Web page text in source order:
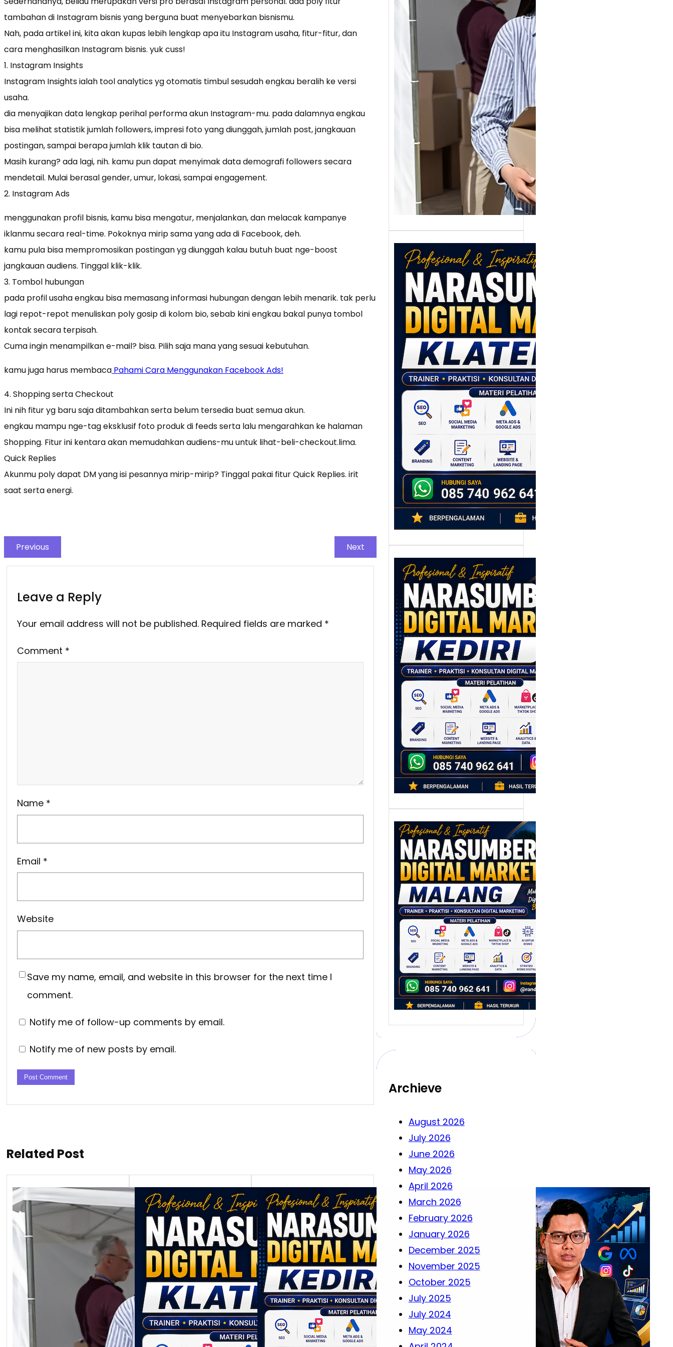
tambahan di Instagram bisnis yang berguna buat menyebarkan bisnismu.
Nah, pada artikel ini, kita akan kupas lebih lengkap apa itu Instagram usaha, fitur-fitur, dan
cara menghasilkan Instagram bisnis. yuk cuss!
1. Instagram Insights
Instagram Insights ialah tool analytics yg otomatis timbul sesudah engkau beralih ke versi
usaha.
dia menyajikan data lengkap perihal performa akun Instagram-mu. pada dalamnya engkau
bisa melihat statistik jumlah followers, impresi foto yang diunggah, jumlah post, jangkauan
postingan, sampai berapa jumlah klik tautan di bio.
Masih kurang? ada lagi, nih. kamu pun dapat menyimak data demografi followers secara
mendetail. Mulai berasal gender, umur, lokasi, sampai engagement.
2. Instagram Ads
menggunakan profil bisnis, kamu bisa mengatur, menjalankan, dan melacak kampanye
iklanmu secara real-time. Pokoknya mirip sama yang ada di Facebook, deh.
kamu pula bisa mempromosikan postingan yg diunggah kalau butuh buat nge-boost
jangkauan audiens. Tinggal klik-klik.
3. Tombol hubungan
pada profil usaha engkau bisa memasang informasi hubungan dengan lebih menarik. tak perlu
lagi repot-repot menuliskan poly gosip di kolom bio, sebab kini engkau bakal punya tombol
kontak secara terpisah.
Cuma ingin menampilkan e-mail? bisa. Pilih saja mana yang sesuai kebutuhan.
kamu juga harus membaca Pahami Cara Menggunakan Facebook Ads!
4. Shopping serta Checkout
Ini nih fitur yg baru saja ditambahkan serta belum tersedia buat semua akun.
engkau mampu nge-tag eksklusif foto produk di feeds serta lalu mengarahkan ke halaman
Shopping. Fitur ini kentara akan memudahkan audiens-mu untuk lihat-beli-checkout.lima.
Quick Replies
Akunmu poly dapat DM yang isi pesannya mirip-mirip? Tinggal pakai fitur Quick Replies. irit
saat serta energi.
Previous Next
Leave a Reply
Your email address will not be published. Required fields are marked *
Comment *
Name *
Email *
Website
Save my name, email, and website in this browser for the next time I
comment.
Notify me of follow-up comments by email.
Notify me of new posts by email.
Related Post
Tik Tok Buat
Jualan, Gimana
Strateginya ?
Baca Juga Cara
Berjualan Di Tiktokshop
TikTok menjadi tempat
Narasumber
Digital Marketing
Klaten: Membantu
UMKM dan SDM
Lokal Naik Kelas
Melalui Strategi
Digital
Setiap daerah memiliki
potensi ekonomi yang
berbeda, dan Klaten
adalah…
Narasumber
Digital Marketing
Kediri: Membangun
Strategi
Pemasaran
Berbasis Data
untuk Bisnis yang
Bertumbuh
Digital marketing telah
mengubah cara bisnis
berkembang. Dulu,
promosi banyak…
Narasumber
Digital Marketing
Malang:
Menyiapkan
Talenta Digital
yang Siap
Menghadapi Dunia
Bisnis Modern
Malang dikenal sebagai
salah satu kota yang
melahirkan banyak ide,
…
Archieve
August 2026
July 2026
June 2026
May 2026
April 2026
March 2026
February 2026
January 2026
December 2025
November 2025
October 2025
July 2025
July 2024
May 2024